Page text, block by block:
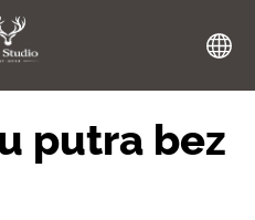
putra bez